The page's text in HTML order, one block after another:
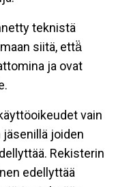
teknistä
siitä, että̈
ja ovat
vain
joiden
Rekisterin
edellyttää